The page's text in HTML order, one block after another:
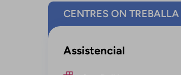
CENTRES ON TREBALLA
Assistencial